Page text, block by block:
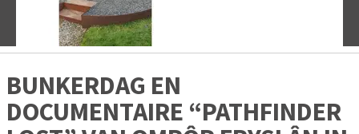
BUNKERDAG EN
DOCUMENTAIRE “PATHFINDER